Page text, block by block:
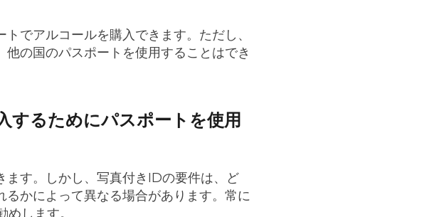
でアルコールを購入できます。ただし、
の国のパスポートを使用することはでき
するためにパスポートを使用
ます。しかし、写真付きIDの要件は、ど
かによって異なる場合があります。常に
します。